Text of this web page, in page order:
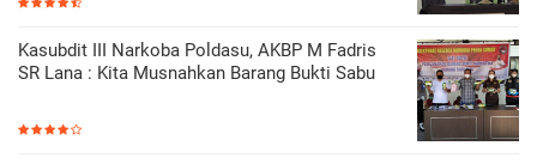
Kasubdit III Narkoba Poldasu, AKBP M Fadris
SR Lana : Kita Musnahkan Barang Bukti Sabu